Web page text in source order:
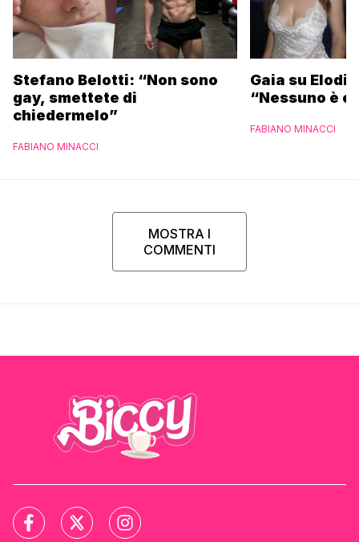
Stefano Belotti: “Non sono
gay, smettete di
chiedermelo”
FABIANO MINACCI
Gaia su
“Nessuno è
FABIANO MINACCI
MOSTRA I
COMMENTI